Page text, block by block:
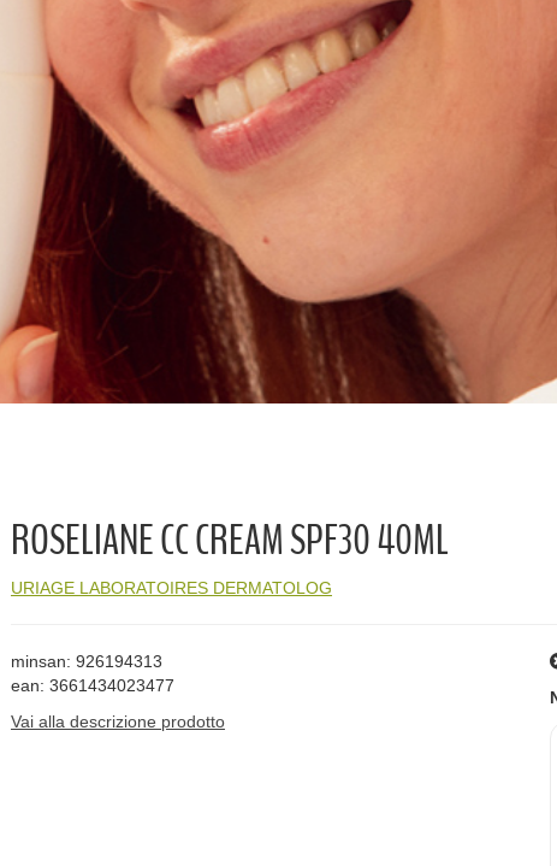
ROSELIANE CC CREAM SPF30 40ML
URIAGE LABORATOIRES DERMATOLOG
minsan: 926194313
ean: 3661434023477
Vai alla descrizione prodotto